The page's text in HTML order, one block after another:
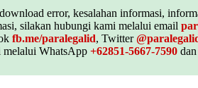
error, kesalahan informasi,
silakan hubungi kami melalui email
fb.me/paralegalid, Twitter
WhatsApp +62851-5667-7590dan